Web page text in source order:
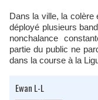
Dans la ville, la colère
déployé plusieurs
nonchalance
partie du public ne
dans la course à la
Ewan L-L